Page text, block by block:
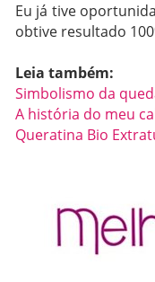
Eu já tive
obtive resultado
Leia também:
Simbolismo da
A história do meu
Queratina Bio